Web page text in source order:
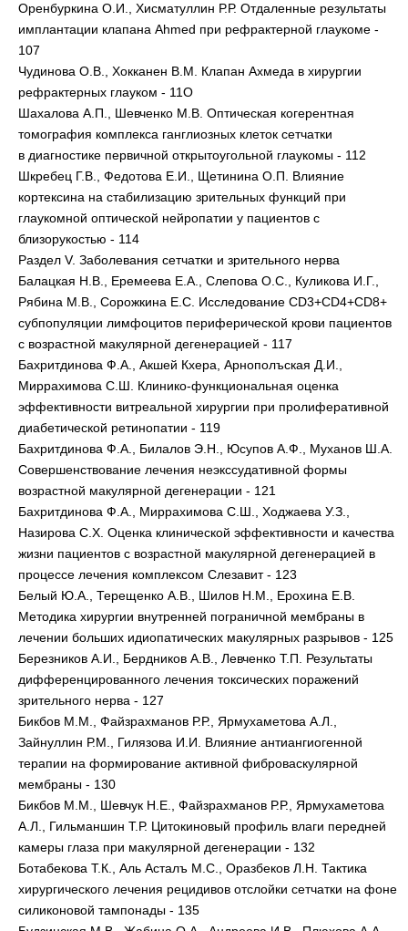
Оренбуркина О.И., Хисматуллин Р.Р. Отдаленные результаты
имплантации клапана Ahmed при рефрактерной глаукоме -
107
Чудинова О.В., Хокканен В.М. Клапан Ахмеда в хирургии
рефрактерных глауком - 11О
Шахалова А.П., Шевченко М.В. Оптическая когерентная
томография комплекса ганглиозных клеток сетчатки
в диагностике первичной открытоугольной глаукомы - 112
Шкребец Г.В., Федотова Е.И., Щетинина О.П. Влияние
кортексина на стабилизацию зрительных функций при
глаукомной оптической нейропатии у пациентов с
близорукостью - 114
Раздел V. Заболевания сетчатки и зрительного нерва
Балацкая Н.В., Еремеева Е.А., Слепова О.С., Куликова И.Г.,
Рябина М.В., Сорожкина Е.С. Исследование CD3+CD4+CD8+
субпопуляции лимфоцитов периферической крови пациентов
с возрастной макулярной дегенерацией - 117
Бахритдинова Ф.А., Акшей Кхера, Арнополъская Д.И.,
Миррахимова С.Ш. Клинико-функциональная оценка
эффективности витреальной хирургии при пролиферативной
диабетической ретинопатии - 119
Бахритдинова Ф.А., Билалов Э.Н., Юсупов А.Ф., Муханов Ш.А.
Совершенствование лечения неэкссудативной формы
возрастной макулярной дегенерации - 121
Бахритдинова Ф.А., Миррахимова С.Ш., Ходжаева У.З.,
Назирова С.Х. Оценка клинической эффективности и качества
жизни пациентов с возрастной макулярной дегенерацией в
процессе лечения комплексом Слезавит - 123
Белый Ю.А., Терещенко А.В., Шилов Н.М., Ерохина Е.В.
Методика хирургии внутренней пограничной мембраны в
лечении больших идиопатических макулярных разрывов - 125
Березников А.И., Бердников А.В., Левченко Т.П. Результаты
дифференцированного лечения токсических поражений
зрительного нерва - 127
Бикбов М.М., Файзрахманов Р.Р., Ярмухаметова А.Л.,
Зайнуллин Р.М., Гилязова И.И. Влияние антиангиогенной
терапии на формирование активной фиброваскулярной
мембраны - 130
Бикбов М.М., Шевчук Н.Е., Файзрахманов Р.Р., Ярмухаметова
А.Л., Гильманшин Т.Р. Цитокиновый профиль влаги передней
камеры глаза при макулярной дегенерации - 132
Ботабекова Т.К., Аль Асталъ М.С., Оразбеков Л.Н. Тактика
хирургического лечения рецидивов отслойки сетчатки на фоне
силиконовой тампонады - 135